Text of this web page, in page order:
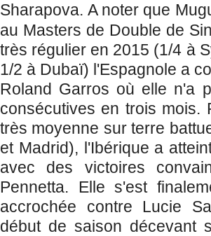
Sharapova. A noter que
au Masters de Double de
très régulier en 2015 (1/4 à
1/2 à Dubaï) l'Espagnole a
Roland Garros où elle n'a
consécutives en trois mois.
très moyenne sur terre
et Madrid), l'Ibérique a
avec des victoires
Pennetta. Elle s'est
accrochée contre Lucie
début de saison décevant